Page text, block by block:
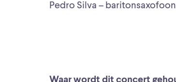
Pedro Silva – baritonsaxofoon
Waar wordt dit concert